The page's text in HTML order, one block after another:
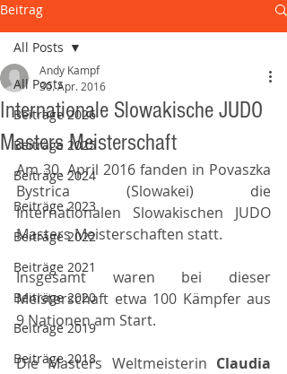
Beitrag
All Posts
Beiträge 2026
Beiträge 2025
Beiträge 2024
Beiträge 2023
Beiträge 2022
Beiträge 2021
Beiträge 2020
Beiträge 2019
Beiträge 2018
All Posts
Internationale Slowakische JUDO
Masters Meisterschaft
Andy Kampf
30. Apr. 2016
Am 30. April 2016 fanden in Povaszka
Bystrica (Slowakei) die
Internationalen Slowakischen JUDO
Masters Meisterschaften statt.
Insgesamt waren bei dieser
Meisterschaft etwa 100 Kämpfer aus
9 Nationen am Start.
Die Masters Weltmeisterin Claudia